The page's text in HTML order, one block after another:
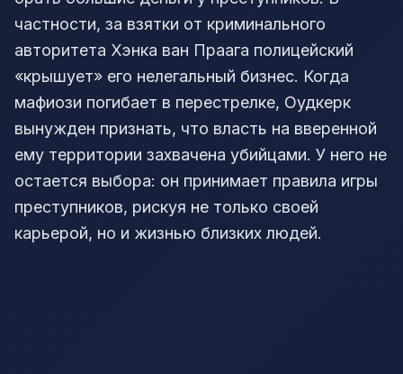
частности, за взятки от криминального
авторитета Хэнка ван Праага полицейский
«крышует» его нелегальный бизнес. Когда
мафиози погибает в перестрелке, Оудкерк
вынужден признать, что власть на вверенной
ему территории захвачена убийцами. У него не
остается выбора: он принимает правила игры
преступников, рискуя не только своей
карьерой, но и жизнью близких людей.